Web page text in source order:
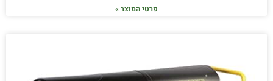
פרטי המוצר »